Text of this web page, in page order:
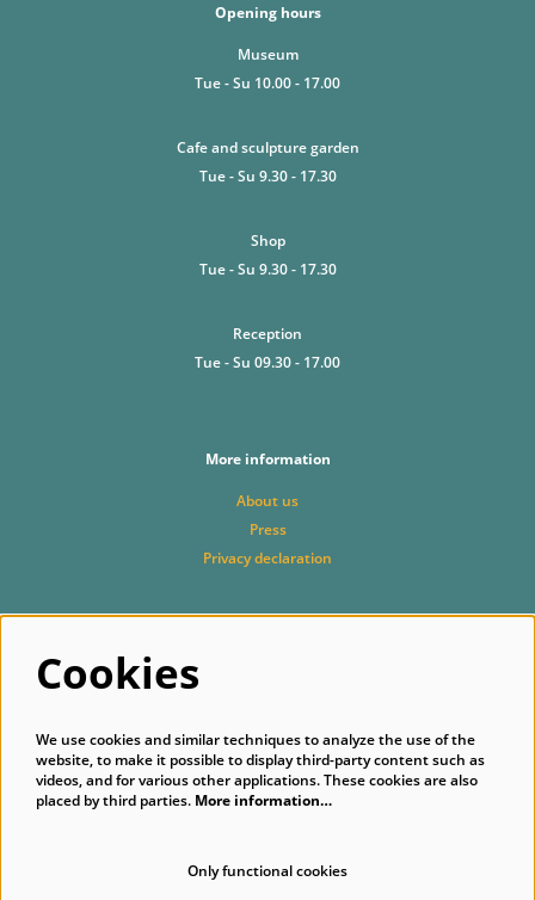
Opening hours
Museum
Tue - Su 10.00 - 17.00
Cafe and sculpture garden
Tue - Su 9.30 - 17.30
Shop
Tue - Su 9.30 - 17.30
Reception
Tue - Su 09.30 - 17.00
More information
About us
Press
Privacy declaration
Cookies
We use cookies and similar techniques to analyze the use of the
website, to make it possible to display third-party content such as
videos, and for various other applications. These cookies are also
placed by third parties. More information…
Only functional cookies